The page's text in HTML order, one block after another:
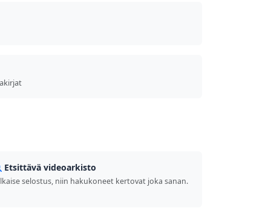
Etsittävä videoarkisto
selostus, niin hakukoneet kertovat joka sanan.